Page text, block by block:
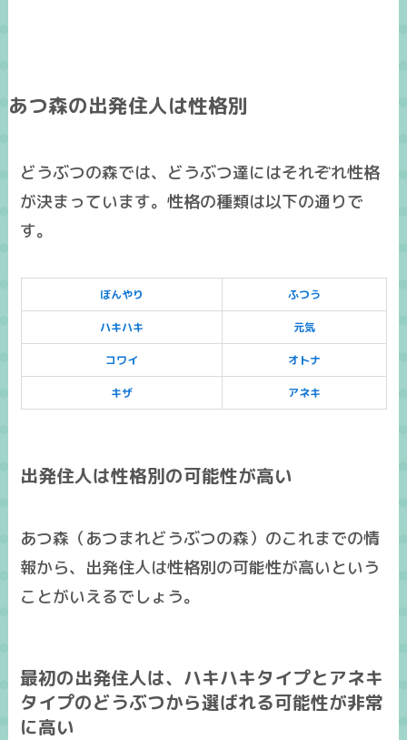
あつ森の出発住人は性格別
どうぶつの森では、どうぶつ達にはそれぞれ性格
が決まっています。性格の種類は以下の通りで
す。
ぼんやり ふつう
ハキハキ 元気
コワイ オトナ
キザ アネキ
出発住人は性格別の可能性が高い
あつ森（あつまれどうぶつの森）のこれまでの情
報から、 出発住人は性格別の可能性が高いという
ことがいえるでしょう。
最初の出発住人は、ハキハキタイプとアネキ
タイプのどうぶつから選ばれる可能性が非常
に高い